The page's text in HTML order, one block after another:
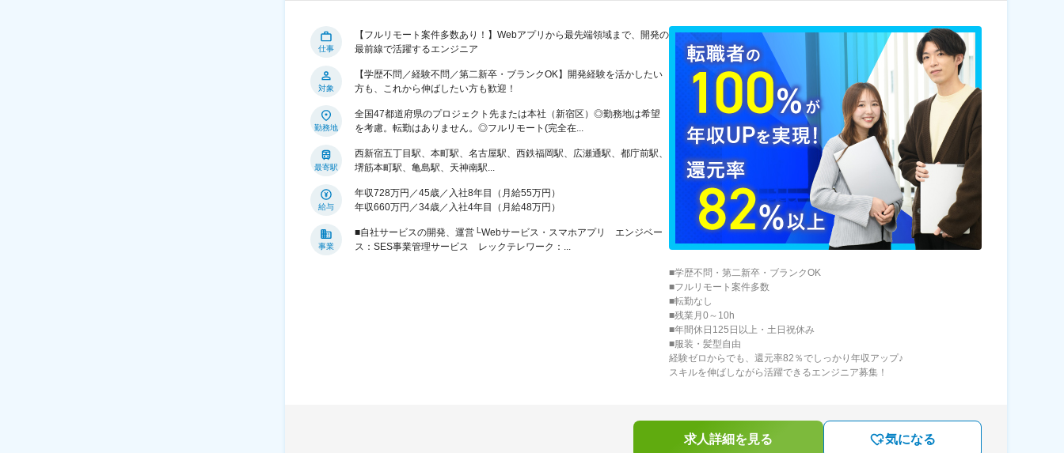
仕事
【フルリモート案件多数あり！】Webアプリから最先端領域まで、開発の
最前線で活躍するエンジニア
対象
【学歴不問／経験不問／第二新卒・ブランクOK】開発経験を活かしたい
方も、これから伸ばしたい方も歓迎！
勤務地
全国47都道府県のプロジェクト先または本社（新宿区）◎勤務地は希望
を考慮。転勤はありません。◎フルリモート(完全在...
最寄駅
西新宿五丁目駅、本町駅、名古屋駅、西鉄福岡駅、広瀬通駅、都庁前駅、
堺筋本町駅、亀島駅、天神南駅...
給与
年収728万円／45歳／入社8年目（月給55万円）
年収660万円／34歳／入社4年目（月給48万円）
事業
■自社サービスの開発、運営└Webサービス・スマホアプリ エンジベー
ス：SES事業管理サービス レックテレワーク：...
■学歴不問・第二新卒・ブランクOK
■フルリモート案件多数
■転勤なし
■残業月0～10h
■年間休日125日以上・土日祝休み
■服装・髪型自由
経験ゼロからでも、還元率82％でしっかり年収アップ♪
スキルを伸ばしながら活躍できるエンジニア募集！
求人詳細を見る 気になる